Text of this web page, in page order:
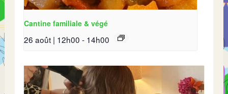
Cantine familiale & végé
26 août | 12h00 - 14h00